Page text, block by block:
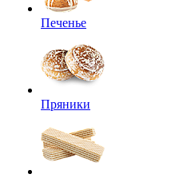
Печенье
Пряники